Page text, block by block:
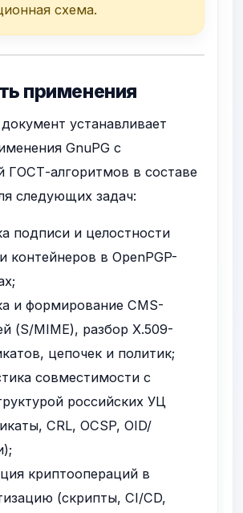
схема.
применения
устанавливает
GnuPG с
ГОСТ-алгоритмов в составе
следующих задач:
подписи и целостности
контейнеров в OpenPGP-
и формирование CMS-
(S/MIME), разбор X.509-
цепочек и политик;
совместимости с
российских УЦ
CRL, OCSP, OID/
криптоопераций в
(скрипты, CI/CD,